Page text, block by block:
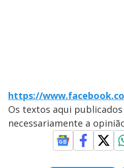
https://
Os textos aqui
necessariamente a